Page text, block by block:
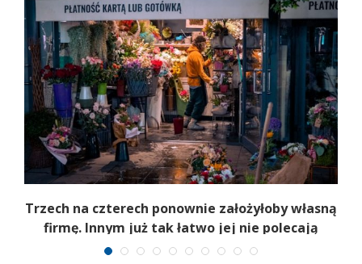
Trzech na czterech ponownie założyłoby własną
firmę. Innym już tak łatwo jej nie polecają